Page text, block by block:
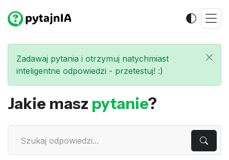
Zadawaj pytania i otrzymuj natychmiast
inteligentne odpowiedzi - przetestuj! :)
Jakie masz pytanie?